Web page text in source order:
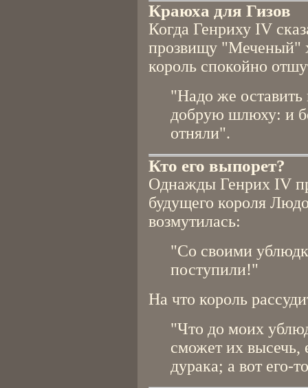
Краюха для Гизов
Когда Генриху IV
прозвищу "Меченый"
король спокойно
"Надо же оставить
добрую шлюху: и
отняли".
Кто его выпорет?
Однажды Генрих IV
будущего короля
возмутилась:
"Со своими
поступили!"
На что король
"Что до моих
сможет их высечь,
дурака; а вот его-